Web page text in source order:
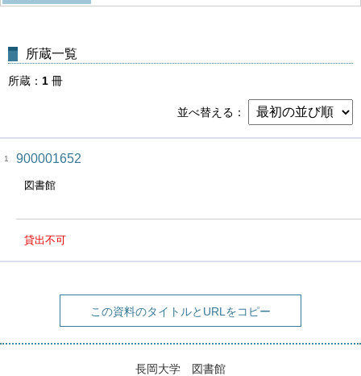
所蔵一覧
所蔵 1 冊
並べ替える
1 900001652
図書館
貸出不可
この資料のタイトルとURLをコピー
長岡大学 図書館